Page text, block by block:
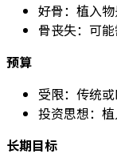
好骨：植入
骨丧失：可
预算
受限：传统
投资思想：
长期目标